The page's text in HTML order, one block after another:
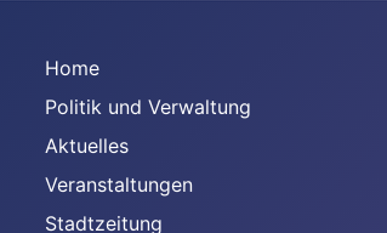
Home
Politik und Verwaltung
Aktuelles
Veranstaltungen
Stadtzeitung